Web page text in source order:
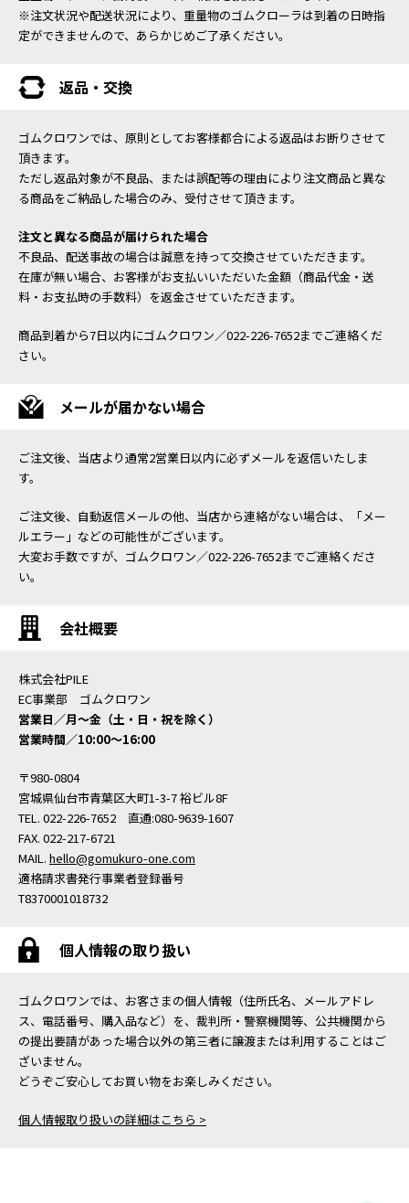
※注文状況や配送状況により、重量物のゴムクローラは到着の日時指
定ができませんので、あらかじめご了承ください。
返品・交換
ゴムクロワンでは、原則としてお客様都合による返品はお断りさせて
頂きます。
ただし返品対象が不良品、または誤配等の理由により注文商品と異な
る商品をご納品した場合のみ、受付させて頂きます。
注文と異なる商品が届けられた場合
不良品、配送事故の場合は誠意を持って交換させていただきます。
在庫が無い場合、お客様がお支払いいただいた金額（商品代金・送
料・お支払時の手数料）を返金させていただきます。
商品到着から7日以内にゴムクロワン／022-226-7652までご連絡くだ
さい。
メールが届かない場合
ご注文後、当店より通常2営業日以内に必ずメールを返信いたしま
す。
ご注文後、自動返信メールの他、当店から連絡がない場合は、「メー
ルエラー」などの可能性がございます。
大変お手数ですが、ゴムクロワン／022-226-7652までご連絡くださ
い。
会社概要
株式会社PILE
EC事業部 ゴムクロワン
営業日／月〜金（土・日・祝を除く）
営業時間／10:00〜16:00
〒980-0804
宮城県仙台市青葉区大町1-3-7 裕ビル8F
TEL. 022-226-7652 直通:080-9639-1607
FAX. 022-217-6721
MAIL. hello@gomukuro-one.com
適格請求書発行事業者登録番号
T8370001018732
個人情報の取り扱い
ゴムクロワンでは、お客さまの個人情報（住所氏名、メールアドレ
ス、電話番号、購入品など）を、裁判所・警察機関等、公共機関から
の提出要請があった場合以外の第三者に譲渡または利用することはご
ざいません。
どうぞご安心してお買い物をお楽しみください。
個人情報取り扱いの詳細はこちら >